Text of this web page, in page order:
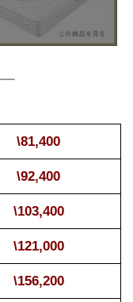
\81,400
\92,400
\103,400
\121,000
\156,200